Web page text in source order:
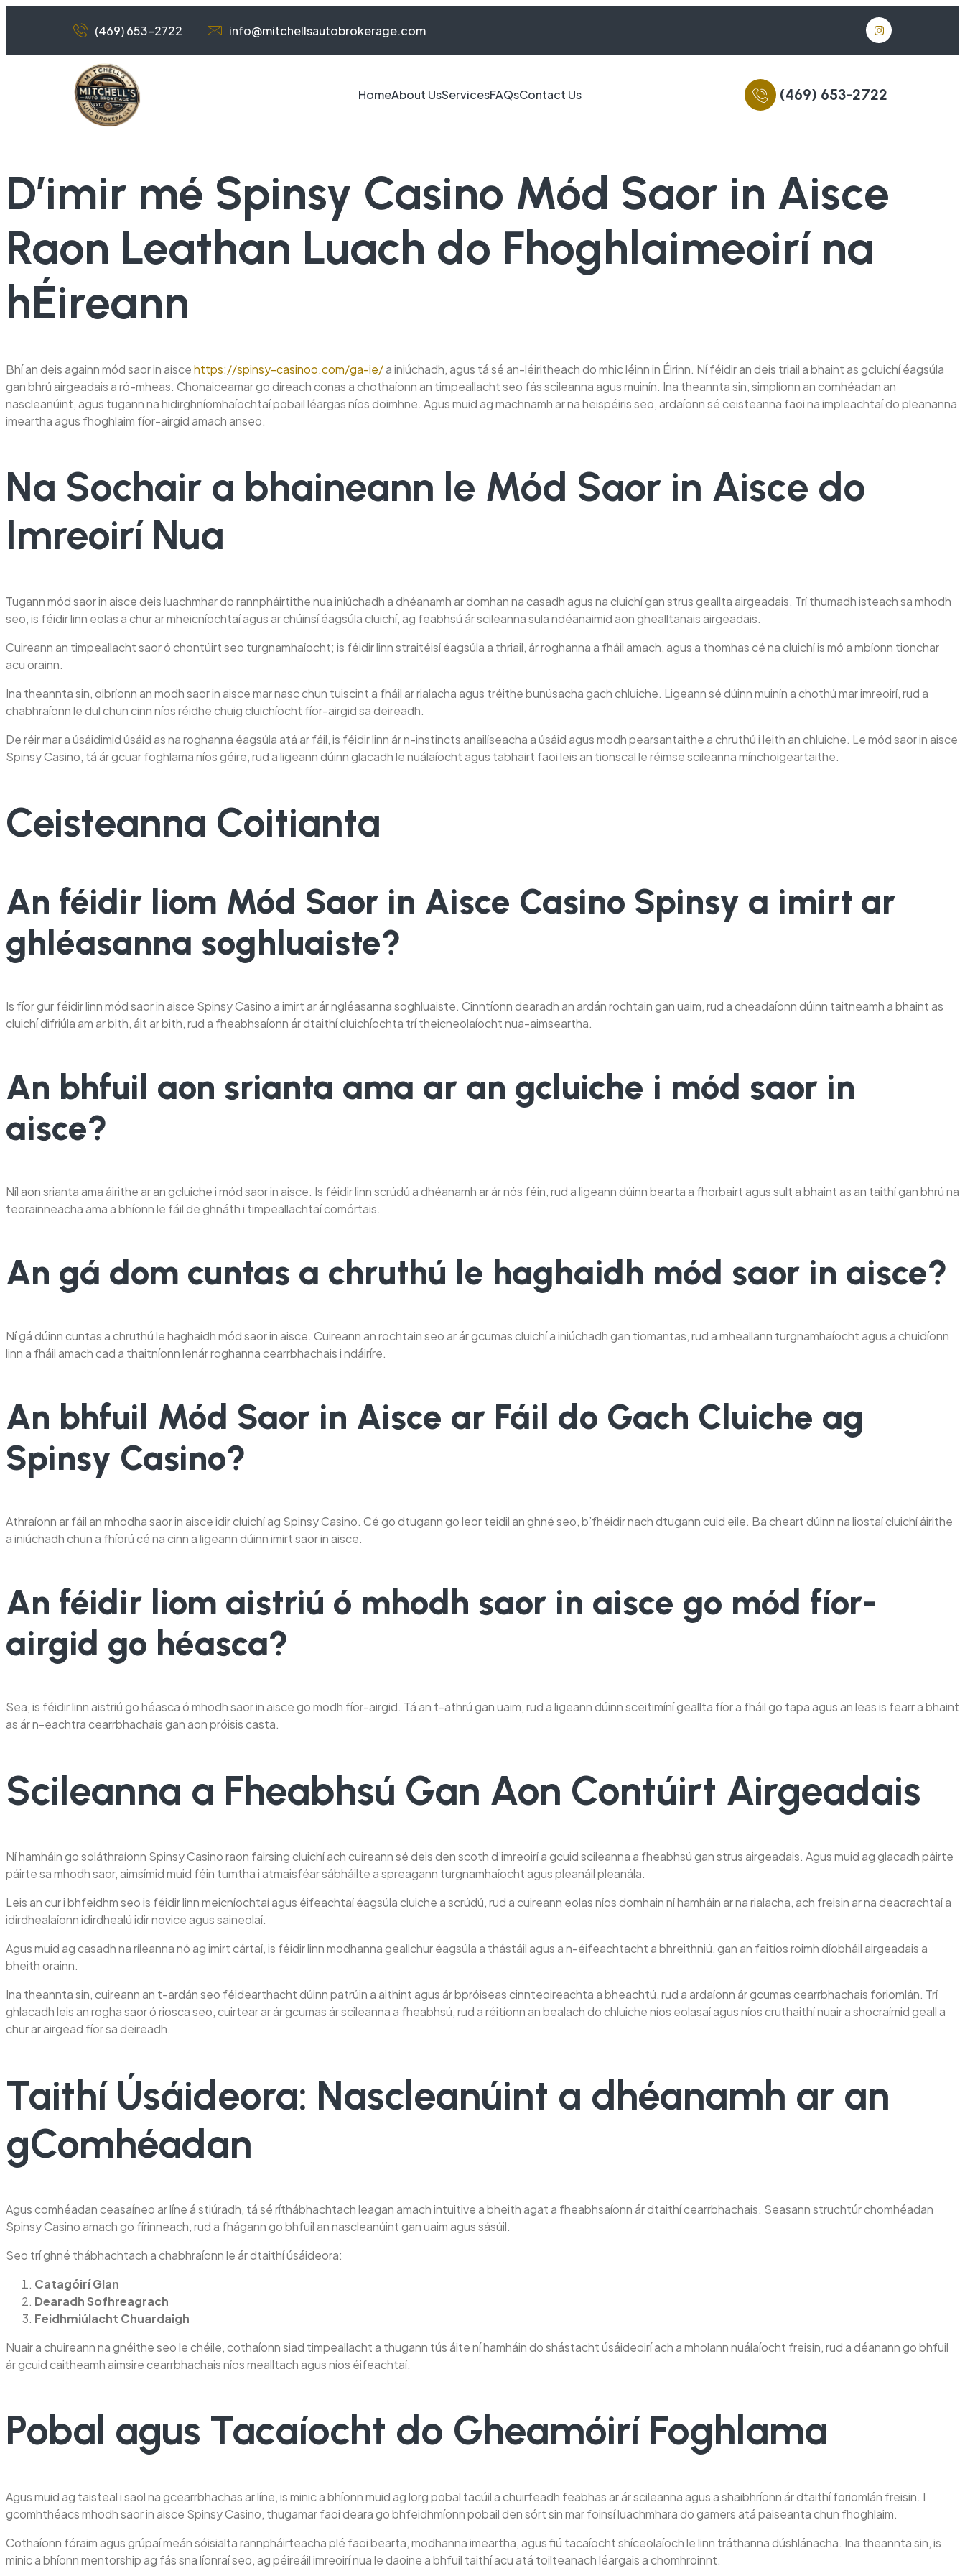
(469) 653-2722 info@mitchellsautobrokerage.com
HomeAbout UsServicesFAQsContact Us (469) 653-2722
D’imir mé Spinsy Casino Mód Saor in Aisce
Raon Leathan Luach do Fhoghlaimeoirí na
hÉireann
Bhí an deis againn mód saor in aiscehttps://spinsy-casinoo.com/ga-ie/a iniúchadh, agus tá sé an-léiritheach do mhic léinn in Éirinn. Ní féidir an deis triail a bhaint as gcluichí éagsúla
gan bhrú airgeadais a ró-mheas. Chonaiceamar go díreach conas a chothaíonn an timpeallacht seo fás scileanna agus muinín. Ina theannta sin, simplíonn an comhéadan an
nascleanúint, agus tugann na hidirghníomhaíochtaí pobail léargas níos doimhne. Agus muid ag machnamh ar na heispéiris seo, ardaíonn sé ceisteanna faoi na impleachtaí do pleananna
imeartha agus fhoghlaim fíor-airgid amach anseo.
Na Sochair a bhaineann le Mód Saor in Aisce do
Imreoirí Nua
Tugann mód saor in aisce deis luachmhar do rannpháirtithe nua iniúchadh a dhéanamh ar domhan na casadh agus na cluichí gan strus geallta airgeadais. Trí thumadh isteach sa mhodh
seo, is féidir linn eolas a chur ar mheicníochtaí agus ar chúinsí éagsúla cluichí, ag feabhsú ár scileanna sula ndéanaimid aon ghealltanais airgeadais.
Cuireann an timpeallacht saor ó chontúirt seo turgnamhaíocht; is féidir linn straitéisí éagsúla a thriail, ár roghanna a fháil amach, agus a thomhas cé na cluichí is mó a mbíonn tionchar
acu orainn.
Ina theannta sin, oibríonn an modh saor in aisce mar nasc chun tuiscint a fháil ar rialacha agus tréithe bunúsacha gach chluiche. Ligeann sé dúinn muinín a chothú mar imreoirí, rud a
chabhraíonn le dul chun cinn níos réidhe chuig cluichíocht fíor-airgid sa deireadh.
De réir mar a úsáidimid úsáid as na roghanna éagsúla atá ar fáil, is féidir linn ár n-instincts anailíseacha a úsáid agus modh pearsantaithe a chruthú i leith an chluiche. Le mód saor in aisce
Spinsy Casino, tá ár gcuar foghlama níos géire, rud a ligeann dúinn glacadh le nuálaíocht agus tabhairt faoi leis an tionscal le réimse scileanna mínchoigeartaithe.
Ceisteanna Coitianta
An féidir liom Mód Saor in Aisce Casino Spinsy a imirt ar
ghléasanna soghluaiste?
Is fíor gur féidir linn mód saor in aisce Spinsy Casino a imirt ar ár ngléasanna soghluaiste. Cinntíonn dearadh an ardán rochtain gan uaim, rud a cheadaíonn dúinn taitneamh a bhaint as
cluichí difriúla am ar bith, áit ar bith, rud a fheabhsaíonn ár dtaithí cluichíochta trí theicneolaíocht nua-aimseartha.
An bhfuil aon srianta ama ar an gcluiche i mód saor in
aisce?
Níl aon srianta ama áirithe ar an gcluiche i mód saor in aisce. Is féidir linn scrúdú a dhéanamh ar ár nós féin, rud a ligeann dúinn bearta a fhorbairt agus sult a bhaint as an taithí gan bhrú na
teorainneacha ama a bhíonn le fáil de ghnáth i timpeallachtaí comórtais.
An gá dom cuntas a chruthú le haghaidh mód saor in aisce?
Ní gá dúinn cuntas a chruthú le haghaidh mód saor in aisce. Cuireann an rochtain seo ar ár gcumas cluichí a iniúchadh gan tiomantas, rud a mheallann turgnamhaíocht agus a chuidíonn
linn a fháil amach cad a thaitníonn lenár roghanna cearrbhachais i ndáiríre.
An bhfuil Mód Saor in Aisce ar Fáil do Gach Cluiche ag
Spinsy Casino?
Athraíonn ar fáil an mhodha saor in aisce idir cluichí ag Spinsy Casino. Cé go dtugann go leor teidil an ghné seo, b’fhéidir nach dtugann cuid eile. Ba cheart dúinn na liostaí cluichí áirithe
a iniúchadh chun a fhíorú cé na cinn a ligeann dúinn imirt saor in aisce.
An féidir liom aistriú ó mhodh saor in aisce go mód fíor-
airgid go héasca?
Sea, is féidir linn aistriú go héasca ó mhodh saor in aisce go modh fíor-airgid. Tá an t-athrú gan uaim, rud a ligeann dúinn sceitimíní geallta fíor a fháil go tapa agus an leas is fearr a bhaint
as ár n-eachtra cearrbhachais gan aon próisis casta.
Scileanna a Fheabhsú Gan Aon Contúirt Airgeadais
Ní hamháin go soláthraíonn Spinsy Casino raon fairsing cluichí ach cuireann sé deis den scoth d’imreoirí a gcuid scileanna a fheabhsú gan strus airgeadais. Agus muid ag glacadh páirte
páirte sa mhodh saor, aimsímid muid féin tumtha i atmaisféar sábháilte a spreagann turgnamhaíocht agus pleanáil pleanála.
Leis an cur i bhfeidhm seo is féidir linn meicníochtaí agus éifeachtaí éagsúla cluiche a scrúdú, rud a cuireann eolas níos domhain ní hamháin ar na rialacha, ach freisin ar na deacrachtaí a
idirdhealaíonn idirdhealú idir novice agus saineolaí.
Agus muid ag casadh na ríleanna nó ag imirt cártaí, is féidir linn modhanna geallchur éagsúla a thástáil agus a n-éifeachtacht a bhreithniú, gan an faitíos roimh díobháil airgeadais a
bheith orainn.
Ina theannta sin, cuireann an t-ardán seo féidearthacht dúinn patrúin a aithint agus ár bpróiseas cinnteoireachta a bheachtú, rud a ardaíonn ár gcumas cearrbhachais foriomlán. Trí
ghlacadh leis an rogha saor ó riosca seo, cuirtear ar ár gcumas ár scileanna a fheabhsú, rud a réitíonn an bealach do chluiche níos eolasaí agus níos cruthaithí nuair a shocraímid geall a
chur ar airgead fíor sa deireadh.
Taithí Úsáideora: Nascleanúint a dhéanamh ar an
gComhéadan
Agus comhéadan ceasaíneo ar líne á stiúradh, tá sé ríthábhachtach leagan amach intuitive a bheith agat a fheabhsaíonn ár dtaithí cearrbhachais. Seasann struchtúr chomhéadan
Spinsy Casino amach go fírinneach, rud a fhágann go bhfuil an nascleanúint gan uaim agus sásúil.
Seo trí ghné thábhachtach a chabhraíonn le ár dtaithí úsáideora:
Catagóirí Glan
Dearadh Sofhreagrach
Feidhmiúlacht Chuardaigh
Nuair a chuireann na gnéithe seo le chéile, cothaíonn siad timpeallacht a thugann tús áite ní hamháin do shástacht úsáideoirí ach a mholann nuálaíocht freisin, rud a déanann go bhfuil
ár gcuid caitheamh aimsire cearrbhachais níos mealltach agus níos éifeachtaí.
Pobal agus Tacaíocht do Gheamóirí Foghlama
Agus muid ag taisteal i saol na gcearrbhachas ar líne, is minic a bhíonn muid ag lorg pobal tacúil a chuirfeadh feabhas ar ár scileanna agus a shaibhríonn ár dtaithí foriomlán freisin. I
gcomhthéacs mhodh saor in aisce Spinsy Casino, thugamar faoi deara go bhfeidhmíonn pobail den sórt sin mar foinsí luachmhara do gamers atá paiseanta chun fhoghlaim.
Cothaíonn fóraim agus grúpaí meán sóisialta rannpháirteacha plé faoi bearta, modhanna imeartha, agus fiú tacaíocht shíceolaíoch le linn tráthanna dúshlánacha. Ina theannta sin, is
minic a bhíonn mentorship ag fás sna líonraí seo, ag péireáil imreoirí nua le daoine a bhfuil taithí acu atá toilteanach léargais a chomhroinnt.